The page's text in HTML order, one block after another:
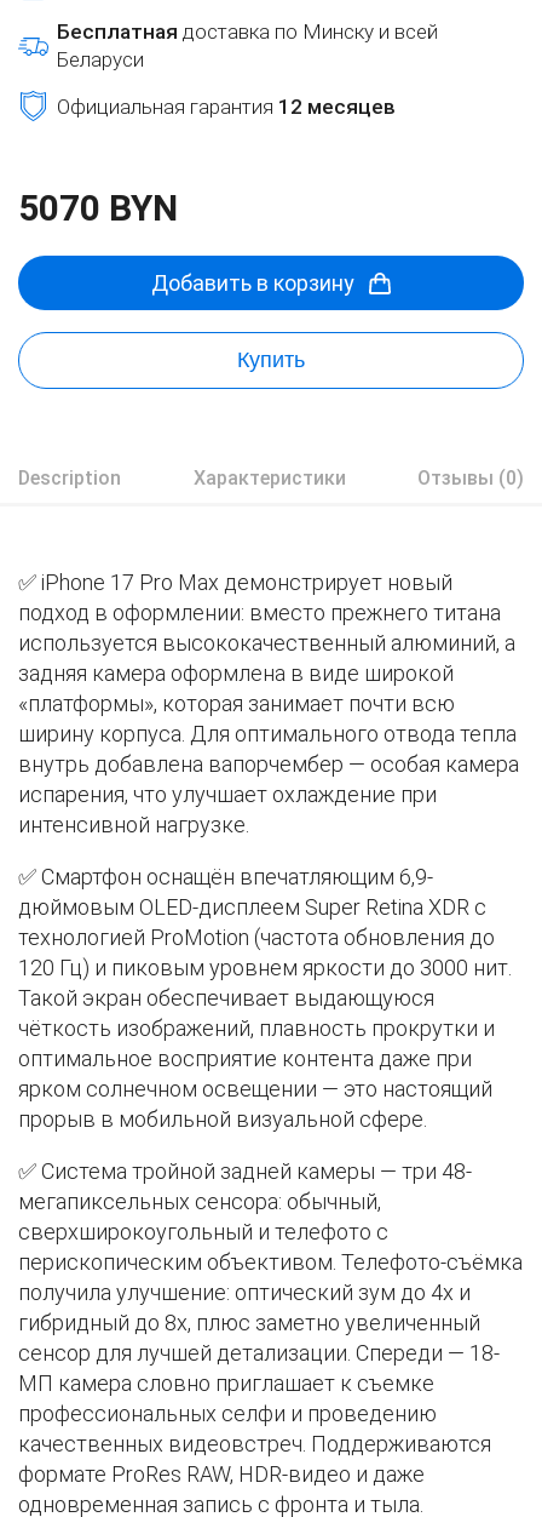
Бесплатная доставка по Минску и всей
Беларуси
Официальная гарантия 12 месяцев
5070 BYN
Добавить в корзину
Купить
Description Характеристики Отзывы (0)
✅ iPhone 17 Pro Max демонстрирует новый
подход в оформлении: вместо прежнего титана
используется высококачественный алюминий, а
задняя камера оформлена в виде широкой
«платформы», которая занимает почти всю
ширину корпуса. Для оптимального отвода тепла
внутрь добавлена вапорчембер — особая камера
испарения, что улучшает охлаждение при
интенсивной нагрузке.
✅ Смартфон оснащён впечатляющим 6,9-
дюймовым OLED-дисплеем Super Retina XDR с
технологией ProMotion (частота обновления до
120 Гц) и пиковым уровнем яркости до 3000 нит.
Такой экран обеспечивает выдающуюся
чёткость изображений, плавность прокрутки и
оптимальное восприятие контента даже при
ярком солнечном освещении — это настоящий
прорыв в мобильной визуальной сфере.
✅ Система тройной задней камеры — три 48-
мегапиксельных сенсора: обычный,
сверхширокоугольный и телефото с
перископическим объективом. Телефото-съёмка
получила улучшение: оптический зум до 4x и
гибридный до 8x, плюс заметно увеличенный
сенсор для лучшей детализации. Спереди — 18-
МП камера словно приглашает к съемке
профессиональных селфи и проведению
качественных видеовстреч. Поддерживаются
формате ProRes RAW, HDR-видео и даже
одновременная запись с фронта и тыла.